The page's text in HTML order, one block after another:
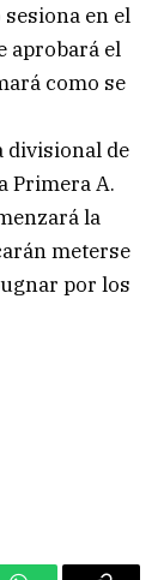
en el
aprobará el
como se
divisional de
Primera A.
la
meterse
por los